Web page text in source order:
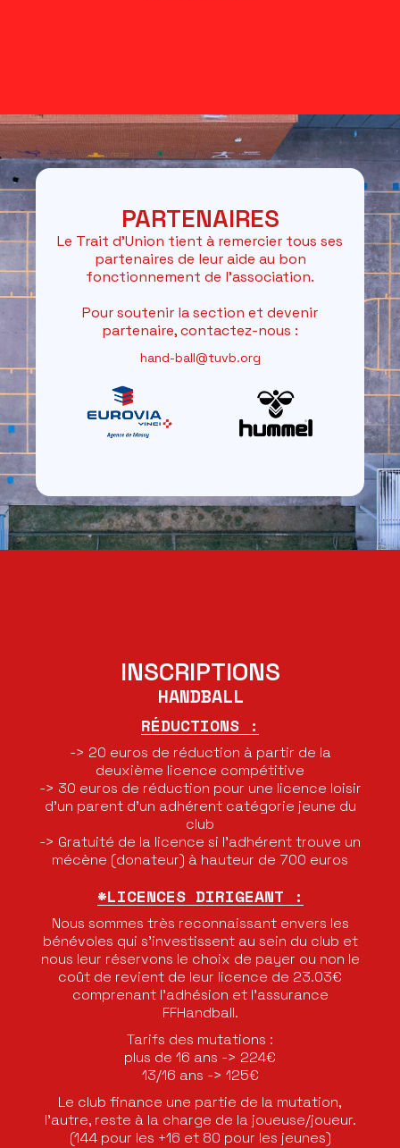
PARTENAIRES
Le Trait d'Union tient à remercier tous ses
partenaires de leur aide au bon
fonctionnement de l'association.
Pour soutenir la section et devenir
partenaire, contactez-nous :
hand-ball@tuvb.org
INSCRIPTIONS
HANDBALL
RÉDUCTIONS :
-> 20 euros de réduction à partir de la
deuxième licence compétitive
-> 30 euros de réduction pour une licence loisir
d’un parent d’un adhérent catégorie jeune du
club
-> Gratuité de la licence si l’adhérent trouve un
mécène (donateur) à hauteur de 700 euros
*LICENCES DIRIGEANT :
Nous sommes très reconnaissant envers les
bénévoles qui s’investissent au sein du club et
nous leur réservons le choix de payer ou non le
coût de revient de leur licence de 23.03€
comprenant l’adhésion et l’assurance
FFHandball.
Tarifs des mutations :
plus de 16 ans -> 224€
13/16 ans -> 125€
Le club finance une partie de la mutation,
l'autre, reste à la charge de la joueuse/joueur.
(144 pour les +16 et 80 pour les jeunes)